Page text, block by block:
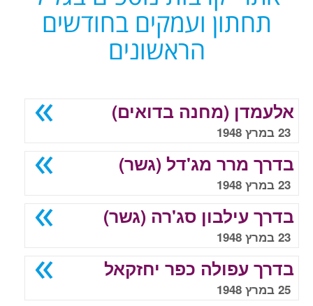
תחתון ועמקים בחודשים
הראשונים
אלעמדן (מחנה בדואים)
23 במרץ 1948
בדרך מרר מג'דל (גשר)
23 במרץ 1948
בדרך עילבון סג'רה (גשר)
23 במרץ 1948
בדרך עפולה כפר יחזקאל
25 במרץ 1948